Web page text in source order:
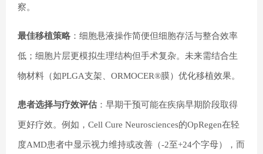
察。
最佳移植策略 ：细胞悬液操作简便但细胞存活与整合效率
低；细胞片层更模拟生理结构但手术复杂。未来需结合生
物材料（如PLGA支架、ORMOCER®膜）优化移植效果。
患者选择与疗效评估 ：早期干预可能在疾病早期阶段取得
更好疗效。例如，Cell Cure Neurosciences的OpRegen在轻
度AMD患者中显示视力维持或改善（-2至+24个字母），而